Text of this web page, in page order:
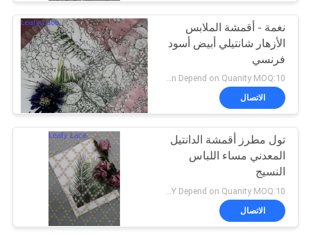
أخبار
طلب
اقتباس
خريطة
الموقع
سياسة
الخصوصية
3D أقمشة الدانتيل
الأزهار
47
14
نغمة - أقمشة الملابس
الأزهار شانتيلي أبيض أسود
فرنسي
Negotiation Depend on Quanity MOQ:10 ياردة
الاتصال
تول مطرز أقمشة الدانتيل
المعدني مساء اللباس
النسيج
USD4.5-5.5/Y Depend on Quanity MOQ:10 ياردة
الاتصال